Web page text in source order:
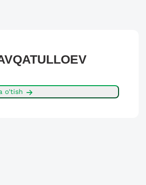
o'tish